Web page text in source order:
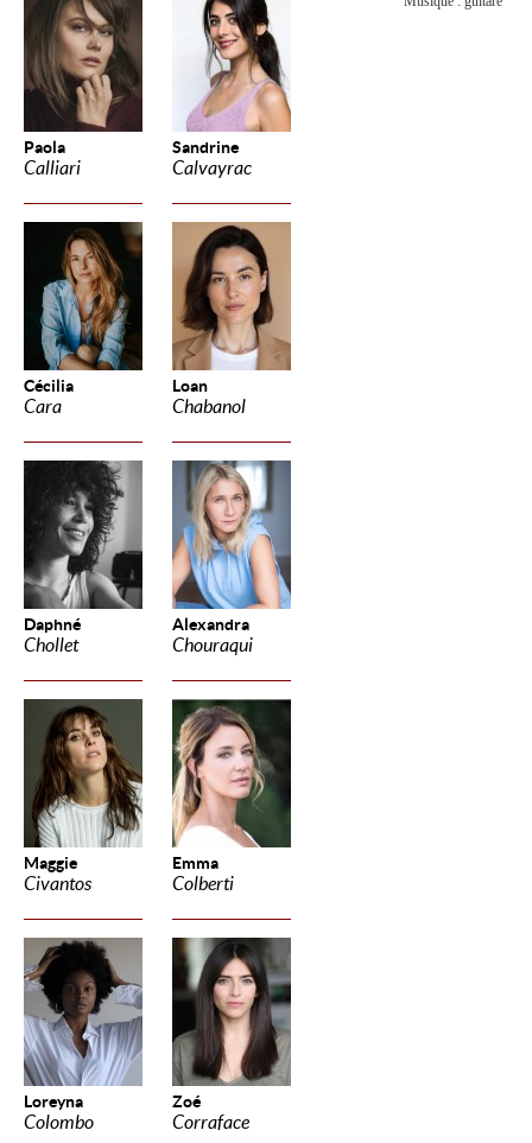
Paola
Calliari
Sandrine
Calvayrac
Cécilia
Cara
Loan
Chabanol
Daphné
Chollet
Alexandra
Chouraqui
Maggie
Civantos
Emma
Colberti
Loreyna
Colombo
Zoé
Corraface